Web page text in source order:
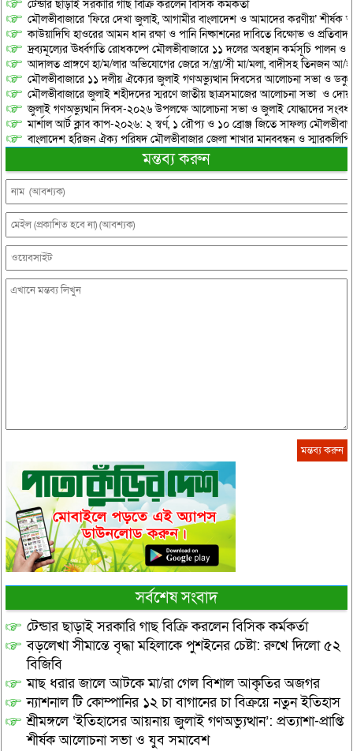
টেন্ডার ছাড়াই সরকারি গাছ বিক্রি করলেন বিসিক কর্মকর্তা
মৌলভীবাজারে ‘ফিরে দেখা জুলাই, আগামীর বাংলাদেশ ও আমাদের করণীয়’ শীর্ষক
কাউয়াদিঘি হাওরের আমন ধান রক্ষা ও পানি নিষ্কাশনের দাবিতে বিক্ষোভ ও
দ্রব্যমূল্যের ঊর্ধ্বগতি রোধকল্পে মৌলভীবাজারে ১১ দলের অবস্থান কর্মসূচি পালন ও
আদালত প্রাঙ্গণে হা/ম/লার অভিযোগের জেরে স/ন্ত্রা/সী মা/মলা, বাদীসহ তিনজন আ/
মৌলভীবাজারে ১১ দলীয় ঐক্যের জুলাই গণঅভ্যুত্থান দিবসের আলোচনা সভা ও
মৌলভীবাজারে জুলাই শহীদদের স্মরণে জাতীয় ছাত্রসমাজের আলোচনা সভা ও
জুলাই গণঅভ্যুত্থান দিবস-২০২৬ উপলক্ষে আলোচনা সভা ও জুলাই যোদ্ধাদের
মার্শাল আর্ট ক্লাব কাপ-২০২৬: ২ স্বর্ণ, ১ রৌপ্য ও ১০ ব্রোঞ্জ জিতে সাফল্য
বাংলাদেশ হরিজন ঐক্য পরিষদ মৌলভীবাজার জেলা শাখার মানববন্ধন ও স্মারকলিপি
মন্তব্য করুন
সর্বশেষ সংবাদ
টেন্ডার ছাড়াই সরকারি গাছ বিক্রি করলেন বিসিক কর্মকর্তা
বড়লেখা সীমান্তে বৃদ্ধা মহিলাকে পুশইনের চেষ্টা: রুখে দিলো ৫২
বিজিবি
মাছ ধরার জালে আটকে মা/রা গেল বিশাল আকৃতির অজগর
ন্যাশনাল টি কোম্পানির ১২ চা বাগানের চা বিক্রয়ে নতুন ইতিহাস
শ্রীমঙ্গলে ‘ইতিহাসের আয়নায় জুলাই গণঅভ্যুত্থান’: প্রত্যাশা-প্রাপ্তি
শীর্ষক আলোচনা সভা ও যুব সমাবেশ